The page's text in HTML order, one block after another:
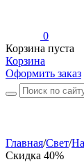
0
Корзина пуста
Корзина
Оформить заказ
Главная/Свет/
Скидка 40%